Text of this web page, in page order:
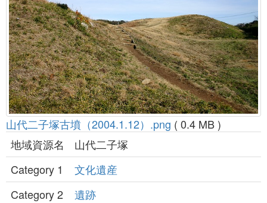
山代二子塚古墳（2004.1.12）.png ( 0.4 MB )
地域資源名
山代二子塚
Category 1
文化遺産
Category 2
遺跡